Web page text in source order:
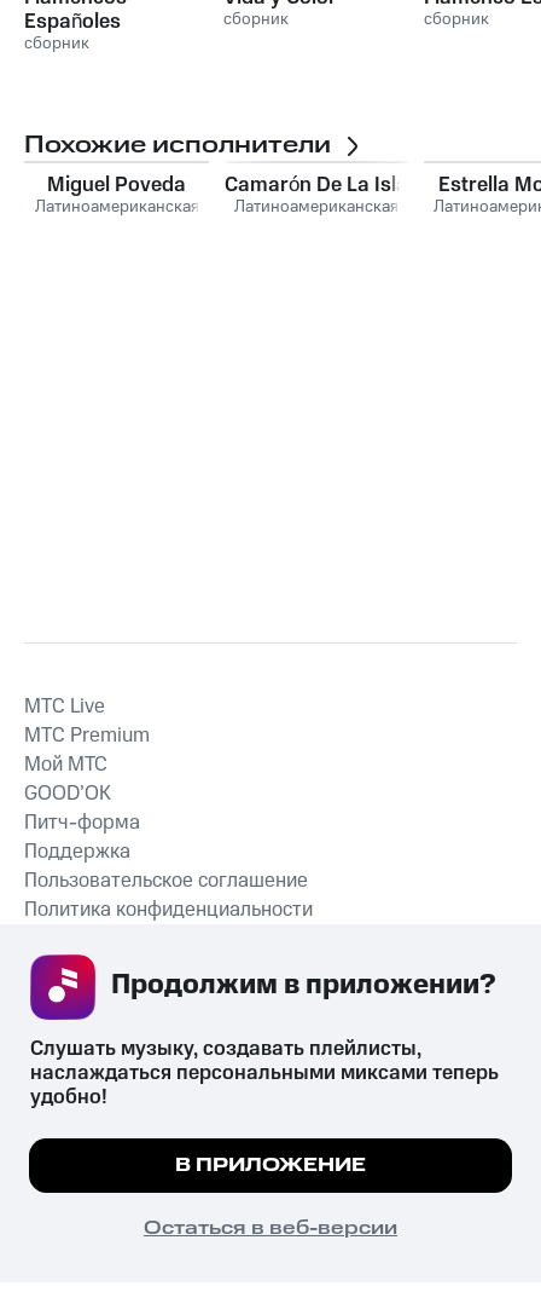
Españoles
сборник
сборник сборник
Похожие исполнители
Miguel Poveda
Латиноамериканская
Camarón De La Isla
Латиноамериканская
Estrella
СКАЧАТЬ ПРИЛОЖЕНИЕ
MTС Live
MTС Premium
Мой МТС
GOOD’OK
Питч-форма
Поддержка
Пользовательское соглашение
Политика конфиденциальности
психотропных веществ, их аналогов причиняет вред здоровью,
их незаконный оборот запрещён и влечёт установленную
законодательством ответственность.
© 2026 ООО «КИОН».
Все права защищены
Мы используем куки, чтобы на сайте все
Подробнее
ПОНЯТНО
Слушать музыку, создавать плейлисты,
наслаждаться персональными миксами теперь
удобно!
В ПРИЛОЖЕНИЕ
Остаться в веб-версии